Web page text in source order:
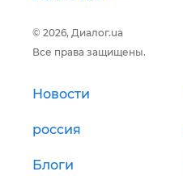
© 2026, Диалог.ua
Все права защищены.
Новости
россия
Блоги